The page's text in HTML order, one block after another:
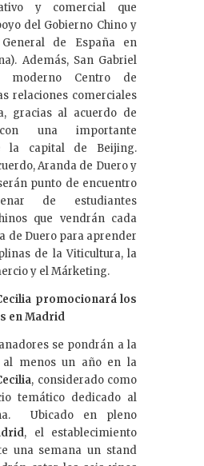
y comercial que
del Gobierno Chino y
de España en
Además, San Gabriel
moderno Centro de
relaciones comerciales
gracias al acuerdo de
con una importante
la capital de Beijing.
Aranda de Duero y
punto de encuentro
de estudiantes
que vendrán cada
de Duero para aprender
de la Viticultura, la
y el Márketing.
promocionará los
en Madrid
se pondrán a la
menos un año en la
, considerado como
temático dedicado al
Ubicado en pleno
, el establecimiento
una semana un stand